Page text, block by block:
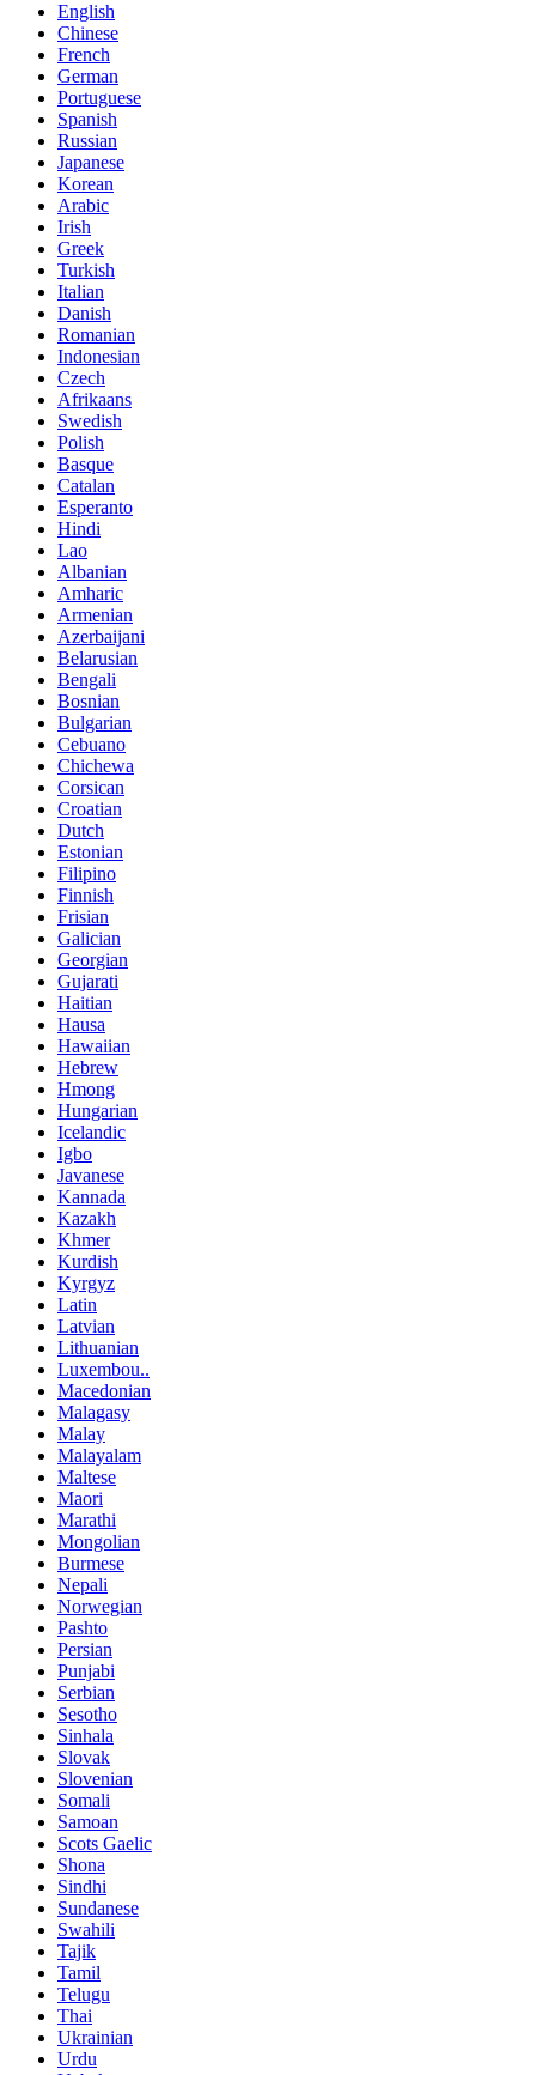
English
Chinese
French
German
Portuguese
Spanish
Russian
Japanese
Korean
Arabic
Irish
Greek
Turkish
Italian
Danish
Romanian
Indonesian
Czech
Afrikaans
Swedish
Polish
Basque
Catalan
Esperanto
Hindi
Lao
Albanian
Amharic
Armenian
Azerbaijani
Belarusian
Bengali
Bosnian
Bulgarian
Cebuano
Chichewa
Corsican
Croatian
Dutch
Estonian
Filipino
Finnish
Frisian
Galician
Georgian
Gujarati
Haitian
Hausa
Hawaiian
Hebrew
Hmong
Hungarian
Icelandic
Igbo
Javanese
Kannada
Kazakh
Khmer
Kurdish
Kyrgyz
Latin
Latvian
Lithuanian
Luxembou..
Macedonian
Malagasy
Malay
Malayalam
Maltese
Maori
Marathi
Mongolian
Burmese
Nepali
Norwegian
Pashto
Persian
Punjabi
Serbian
Sesotho
Sinhala
Slovak
Slovenian
Somali
Samoan
Scots Gaelic
Shona
Sindhi
Sundanese
Swahili
Tajik
Tamil
Telugu
Thai
Ukrainian
Urdu